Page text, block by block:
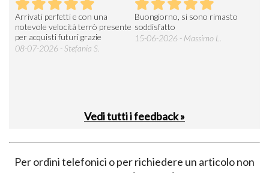
Arrivati perfetti e con una
notevole velocità terrò presente
per acquisti futuri grazie
08-07-2026 - Stefania S.
Buongiorno, si sono rimasto
soddisfatto
15-06-2026 - Massimo L.
Vedi tutti i feedback »
Per ordini telefonici o per richiedere un articolo non